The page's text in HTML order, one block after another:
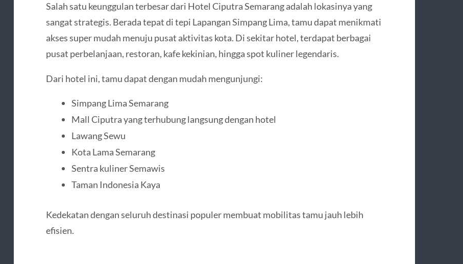
Salah satu keunggulan terbesar dari Hotel Ciputra Semarang adalah lokasinya yang
sangat strategis. Berada tepat di tepi Lapangan Simpang Lima, tamu dapat menikmati
akses super mudah menuju pusat aktivitas kota. Di sekitar hotel, terdapat berbagai
pusat perbelanjaan, restoran, kafe kekinian, hingga spot kuliner legendaris.
Dari hotel ini, tamu dapat dengan mudah mengunjungi:
Simpang Lima Semarang
Mall Ciputra yang terhubung langsung dengan hotel
Lawang Sewu
Kota Lama Semarang
Sentra kuliner Semawis
Taman Indonesia Kaya
Kedekatan dengan seluruh destinasi populer membuat mobilitas tamu jauh lebih
efisien.